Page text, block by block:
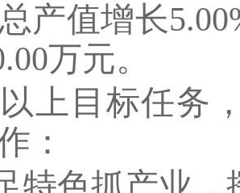
产值增长
万元。
上目标任务
：